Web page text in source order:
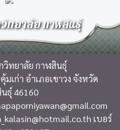
ทยาลัย กาฬสินธุ์
ทยาลัย กาฬสินธุ์
เก่า อำเภอเขาวง จังหวัด
ธุ์ 46160
เบอร์